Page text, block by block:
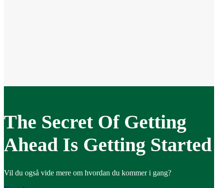
The Secret Of Getting
Ahead Is Getting Started
Vil du også vide mere om hvordan du kommer i gang?